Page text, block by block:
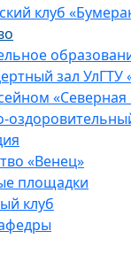
клуб
зал УлГТУ
«Северная
«Венец»
площадки
клуб